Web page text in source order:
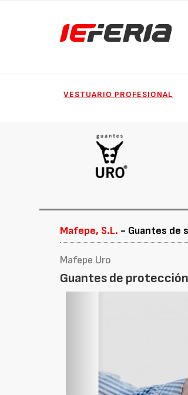
VESTUARIO PROFESIONAL
Mafepe, S.L. - Guantes de
Mafepe Uro
Guantes de